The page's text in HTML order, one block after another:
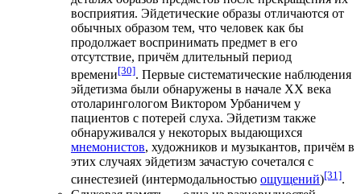
восприятия. Эйдетические образы отличаются от
обычных образом тем, что человек как бы
продолжает воспринимать предмет в его
отсутствие, причём длительный период
времени[30]. Первые систематические наблюдения
эйдетизма были обнаружены в начале XX века
отоларингологом Виктором Урбаничем у
пациентов с потерей слуха. Эйдетизм также
обнаруживался у некоторых выдающихся
мнемонистов, художников и музыкантов, причём в
этих случаях эйдетизм зачастую сочетался с
синестезией (интермодальностью ощущений)[31].